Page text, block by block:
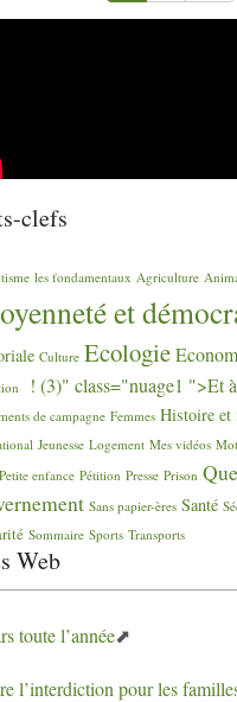
clefs
les fondamentaux Agriculture
et
Culture Ecologie
! (3)" class="nuage1 ">Et
de campagne Femmes Histoire et
Jeunesse Logement Mes vidéos
Petite enfance Pétition Presse Prison
Sans papier-ères Santé
Sommaire Sports Transports
Web
toute l’année
l’interdiction pour les